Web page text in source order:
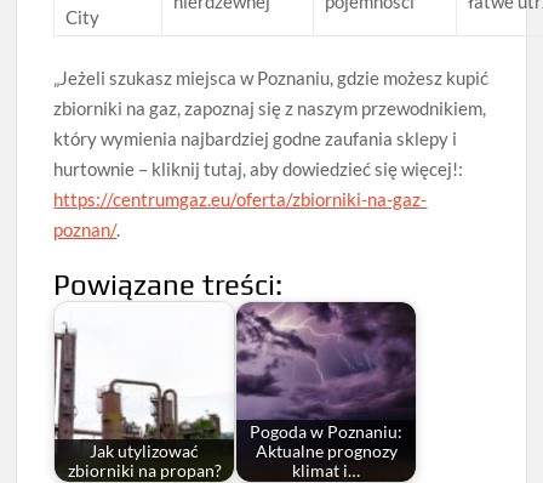
City
„Jeżeli szukasz miejsca w Poznaniu, gdzie możesz kupić
zbiorniki na gaz, zapoznaj się z naszym przewodnikiem,
który wymienia najbardziej godne zaufania sklepy i
hurtownie – kliknij tutaj, aby dowiedzieć się więcej!:
https://centrumgaz.eu/oferta/zbiorniki-na-gaz-
poznan/.
Powiązane treści:
Jak utylizować
zbiorniki na propan?
Pogoda w Poznaniu:
Aktualne prognozy
klimat i…